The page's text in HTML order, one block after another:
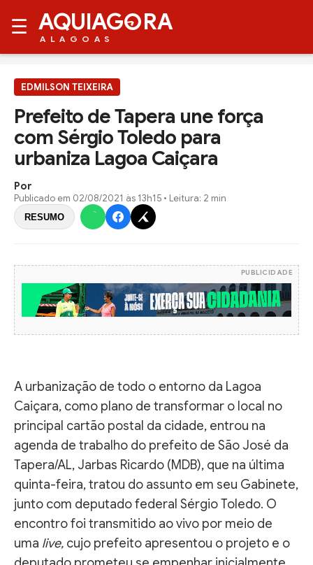
☰ AQUIAG RA
ALAGOAS
EDMILSON TEIXEIRA
Prefeito de Tapera une força
com Sérgio Toledo para
urbaniza Lagoa Caiçara
Por
Publicado em 02/08/2021 às 13h15 • Leitura: 2 min
RESUMO
PUBLICIDADE
A urbanização de todo o entorno da Lagoa
Caiçara, como plano de transformar o local no
principal cartão postal da cidade, entrou na
agenda de trabalho do prefeito de São José da
Tapera/AL, Jarbas Ricardo (MDB), que na última
quinta-feira, tratou do assunto em seu Gabinete,
junto com deputado federal Sérgio Toledo. O
encontro foi transmitido ao vivo por meio de
uma live, cujo prefeito apresentou o projeto e o